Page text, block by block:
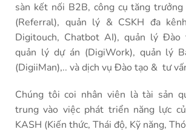
sàn kết nối B2B, công cụ tăng trưởng
(Referral), quản lý & CSKH đa
Digitouch, Chatbot AI), quản lý Đào
quản lý dự án (DigiWork), quản lý
(DigiiMan),.. và dịch vụ Đào tạo & tư
Chúng tôi coi nhân viên là tài sản
trung vào việc phát triển năng lực
KASH (Kiến thức, Thái độ, Kỹ năng,